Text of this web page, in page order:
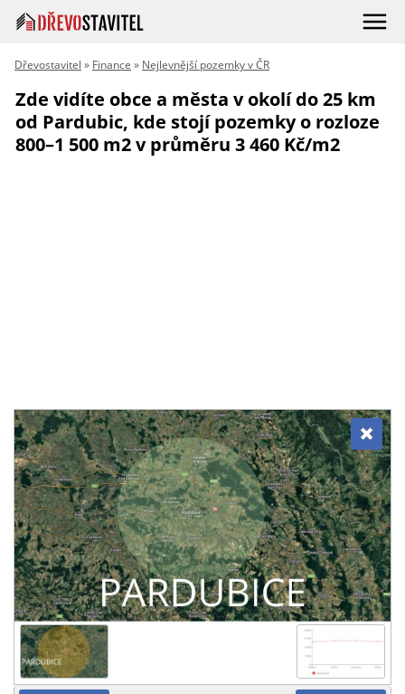
Dřevostavitel » Finance » Nejlevnější pozemky v ČR
Zde vidíte obce a města v okolí do 25 km
od Pardubic, kde stojí pozemky o rozloze
800–1 500 m2 v průměru 3 460 Kč/m2